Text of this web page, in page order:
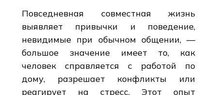
Повседневная совместная жизнь
выявляет привычки и поведение,
невидимые при обычном общении, —
большое значение имеет то, как
человек справляется с работой по
дому, разрешает конфликты или
реагирует на стресс. Этот опыт